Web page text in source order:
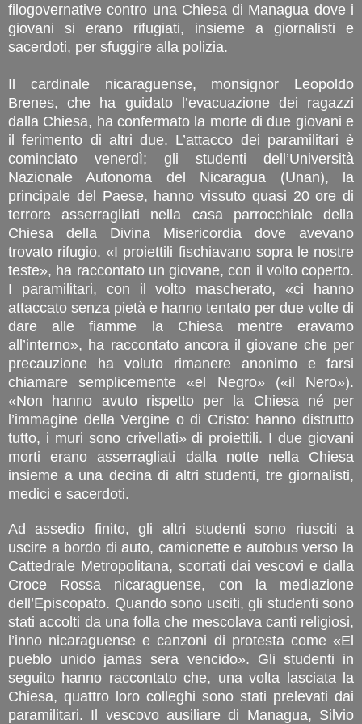
filogovernative contro una Chiesa di Managua dove i
giovani si erano rifugiati, insieme a giornalisti e
sacerdoti, per sfuggire alla polizia.
Il cardinale nicaraguense, monsignor Leopoldo
Brenes, che ha guidato l’evacuazione dei ragazzi
dalla Chiesa, ha confermato la morte di due giovani e
il ferimento di altri due. L’attacco dei paramilitari è
cominciato venerdì; gli studenti dell’Università
Nazionale Autonoma del Nicaragua (Unan), la
principale del Paese, hanno vissuto quasi 20 ore di
terrore asserragliati nella casa parrocchiale della
Chiesa della Divina Misericordia dove avevano
trovato rifugio. «I proiettili fischiavano sopra le nostre
teste», ha raccontato un giovane, con il volto coperto.
I paramilitari, con il volto mascherato, «ci hanno
attaccato senza pietà e hanno tentato per due volte di
dare alle fiamme la Chiesa mentre eravamo
all’interno», ha raccontato ancora il giovane che per
precauzione ha voluto rimanere anonimo e farsi
chiamare semplicemente «el Negro» («il Nero»).
«Non hanno avuto rispetto per la Chiesa né per
l’immagine della Vergine o di Cristo: hanno distrutto
tutto, i muri sono crivellati» di proiettili. I due giovani
morti erano asserragliati dalla notte nella Chiesa
insieme a una decina di altri studenti, tre giornalisti,
medici e sacerdoti.
Ad assedio finito, gli altri studenti sono riusciti a
uscire a bordo di auto, camionette e autobus verso la
Cattedrale Metropolitana, scortati dai vescovi e dalla
Croce Rossa nicaraguense, con la mediazione
dell’Episcopato. Quando sono usciti, gli studenti sono
stati accolti da una folla che mescolava canti religiosi,
l’inno nicaraguense e canzoni di protesta come «El
pueblo unido jamas sera vencido». Gli studenti in
seguito hanno raccontato che, una volta lasciata la
Chiesa, quattro loro colleghi sono stati prelevati dai
paramilitari. Il vescovo ausiliare di Managua, Silvio